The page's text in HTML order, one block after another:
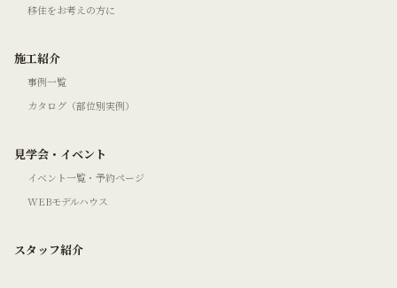
移住をお考えの方に
施工紹介
事例一覧
カタログ（部位別実例）
見学会・イベント
イベント一覧・予約ページ
WEBモデルハウス
スタッフ紹介